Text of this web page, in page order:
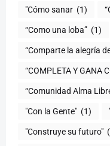
"Cómo sanar (1)
“Como una loba” (1)
“Comparte la alegría
“COMPLETA Y GANA
“Comunidad Alma
"Con la Gente" (1)
"Construye su futuro"